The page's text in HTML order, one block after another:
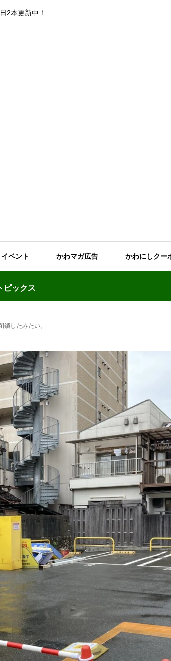
2本更新中！
イベント かわマガ広告 かわにしクー
ピックス
したみたい。